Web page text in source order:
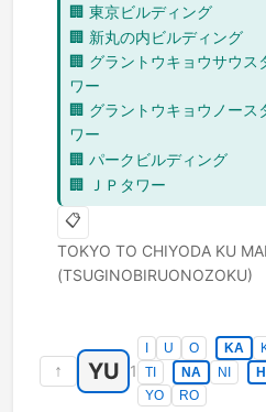
🏢 東京ビルディング
🏢 新丸の内ビルディング
🏢 グラントウキョウサウス
ワー
🏢 グラントウキョウノース
ワー
🏢 パークビルディング
🏢 ＪＰタワー
📋
TOKYO TO CHIYODA KU
(TSUGINOBIRUONOZOKU)
↑ YU 1
U O KA
TI
NA NI
YO
RO